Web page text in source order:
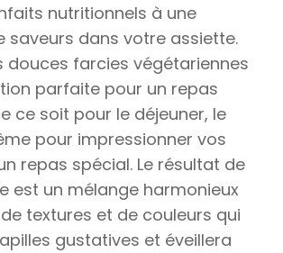
nutritionnels à une
saveurs dans votre assiette.
douces farcies végétariennes
parfaite pour un repas
ce soit pour le déjeuner, le
pour impressionner vos
repas spécial. Le résultat de
est un mélange harmonieux
textures et de couleurs qui
gustatives et éveillera